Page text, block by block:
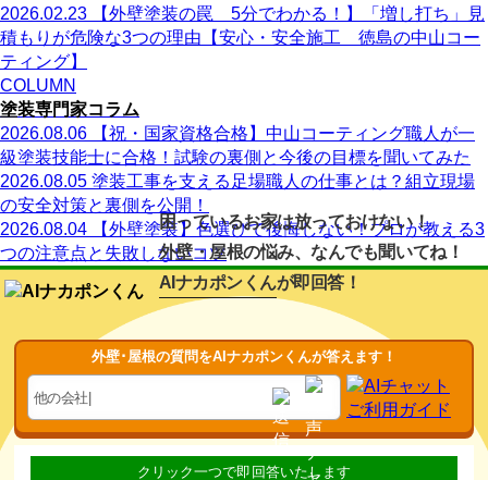
2026.02.23
【外壁塗装の罠 5分でわかる！】「増し打ち」見
積もりが危険な3つの理由【安心・安全施工 徳島の中山コー
ティング】
COLUMN
塗装専門家コラム
2026.08.06
【祝・国家資格合格】中山コーティング職人が一
級塗装技能士に合格！試験の裏側と今後の目標を聞いてみた
2026.08.05 塗装工事を支える足場職人の仕事とは？組立現場
の安全対策と裏側を公開！
2026.08.04
【外壁塗装】色選びで後悔しない！プロが教える3
つの注意点と失敗しないコツ
困っているお家は放っておけない！
外壁・屋根の悩み、なんでも聞いてね！
AIナカポンくんが即回答！
外壁･屋根の質問をAIナカポンくんが答えます！